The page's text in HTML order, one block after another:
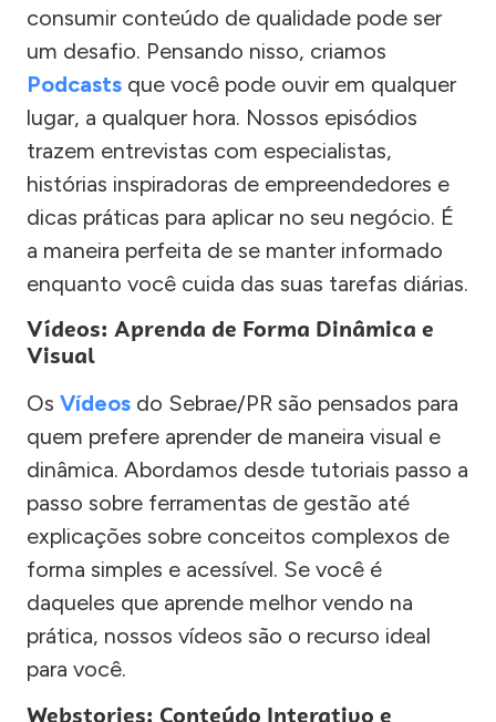
consumir conteúdo de qualidade pode ser
um desafio. Pensando nisso, criamos
Podcasts que você pode ouvir em qualquer
lugar, a qualquer hora. Nossos episódios
trazem entrevistas com especialistas,
histórias inspiradoras de empreendedores e
dicas práticas para aplicar no seu negócio. É
a maneira perfeita de se manter informado
enquanto você cuida das suas tarefas diárias.
Vídeos: Aprenda de Forma Dinâmica e
Visual
Os Vídeos do Sebrae/PR são pensados para
quem prefere aprender de maneira visual e
dinâmica. Abordamos desde tutoriais passo a
passo sobre ferramentas de gestão até
explicações sobre conceitos complexos de
forma simples e acessível. Se você é
daqueles que aprende melhor vendo na
prática, nossos vídeos são o recurso ideal
para você.
Webstories: Conteúdo Interativo e